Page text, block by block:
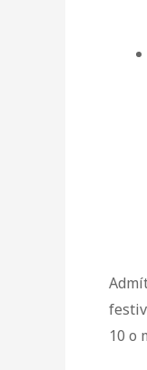
10 o